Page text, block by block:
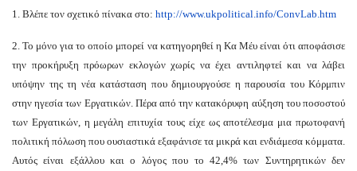
1. Βλέπε τον σχετικό πίνακα στο: http://www.ukpolitical.info/ConvLab.htm
2. Το μόνο για το οποίο μπορεί να κατηγορηθεί η Κα Μέυ είναι ότι αποφάσισε
την προκήρυξη πρόωρων εκλογών χωρίς να έχει αντιληφτεί και να λάβει
υπόψην της τη νέα κατάσταση που δημιουργούσε η παρουσία του Κόρμπιν
στην ηγεσία των Εργατικών. Πέρα από την κατακόρυφη αύξηση του ποσοστού
των Εργατικών, η μεγάλη επιτυχία τους είχε ως αποτέλεσμα μια πρωτοφανή
πολιτική πόλωση που ουσιαστικά εξαφάνισε τα μικρά και ενδιάμεσα κόμματα.
Αυτός είναι εξάλλου και ο λόγος που το 42,4% των Συντηρητικών δεν